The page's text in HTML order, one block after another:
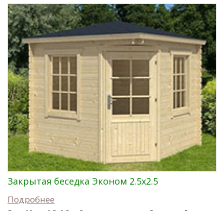
Закрытая беседка Эконом 2.5x2.5
Подробнее